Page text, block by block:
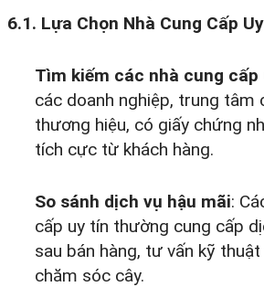
6.1. Lựa Chọn Nhà Cung Cấp
Tìm kiếm các nhà cung cấp
các doanh nghiệp, trung tâm
thương hiệu, có giấy chứng
tích cực từ khách hàng.
So sánh dịch vụ hậu mãi:
cấp uy tín thường cung cấp
sau bán hàng, tư vấn kỹ
chăm sóc cây.